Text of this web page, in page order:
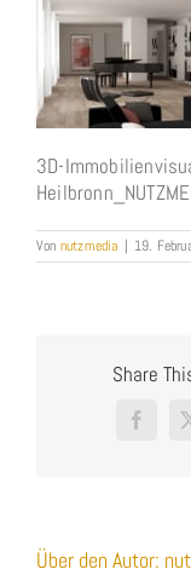
3D-
Von nutzmedia | 19.
Share
Über den Autor: